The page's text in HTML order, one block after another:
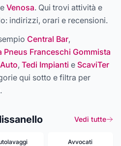
e Venosa. Qui trovi attività e
: indirizzi, orari e recensioni.
Central Bar,
Pneus Franceschi Gommista
, Tedi Impianti e ScaviTer
qui sotto e filtra per
Vedi tutte
Avvocati